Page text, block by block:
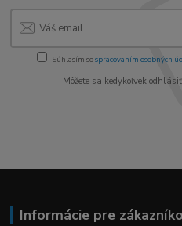
Súhlasím sospracovaním osobných
Môžete sa kedykoľvek
Informácie pre